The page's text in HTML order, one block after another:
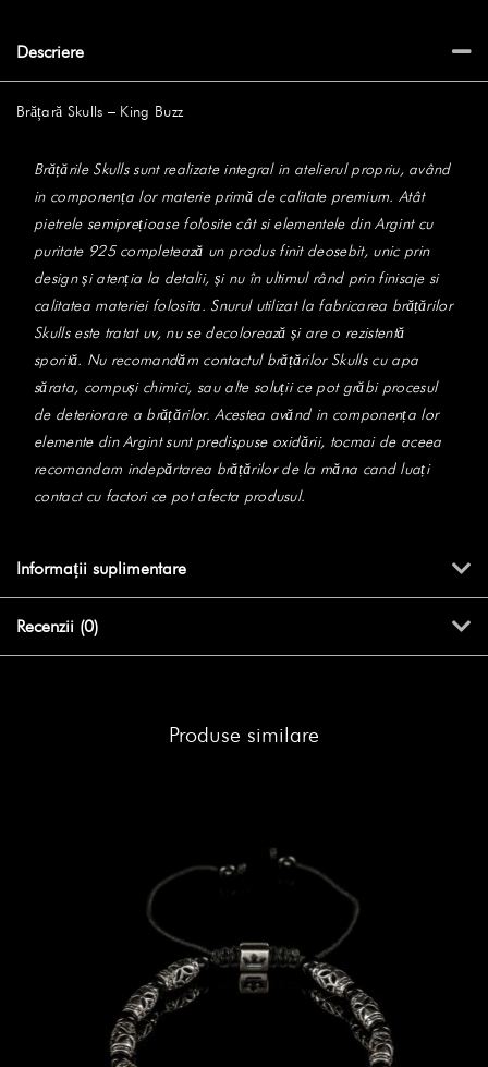
Descriere
Brățară Skulls – King Buzz
Brățările Skulls sunt realizate integral in atelierul propriu, având
in componența lor materie primă de calitate premium. Atât
pietrele semiprețioase folosite cât si elementele din Argint cu
puritate 925 completează un produs finit deosebit, unic prin
design și atenția la detalii, și nu în ultimul rând prin finisaje si
calitatea materiei folosita. Snurul utilizat la fabricarea brățărilor
Skulls este tratat uv, nu se decolorează și are o rezistentă
sporită. Nu recomandăm contactul brățărilor Skulls cu apa
sărata, compuși chimici, sau alte soluții ce pot grăbi procesul
de deteriorare a brățărilor. Acestea avănd in componența lor
elemente din Argint sunt predispuse oxidării, tocmai de aceea
recomandam indepărtarea brățărilor de la măna cand luați
contact cu factori ce pot afecta produsul.
Informații suplimentare
Recenzii (0)
Produse similare